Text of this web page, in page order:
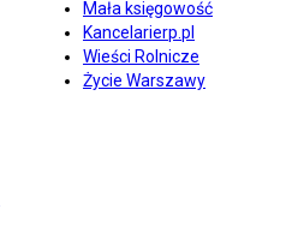
Mała księgowość
Kancelarierp.pl
Wieści Rolnicze
Życie Warszawy